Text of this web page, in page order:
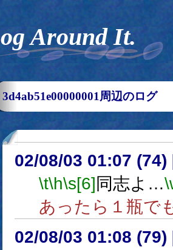
Log Around It.
3d4ab51e00000001周辺のログ
02/08/03 01:07 (74)
\t\h\s[6]同志よ…
あったら１瓶で
02/08/03 01:08 (79)